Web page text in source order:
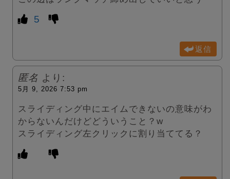
5
返信
匿名 より:
5月 9, 2026 7:53 pm
スライディング中にエイムできないの意味がわ
からないんだけどどういうこと？w
スライディング左クリックに割り当ててる？